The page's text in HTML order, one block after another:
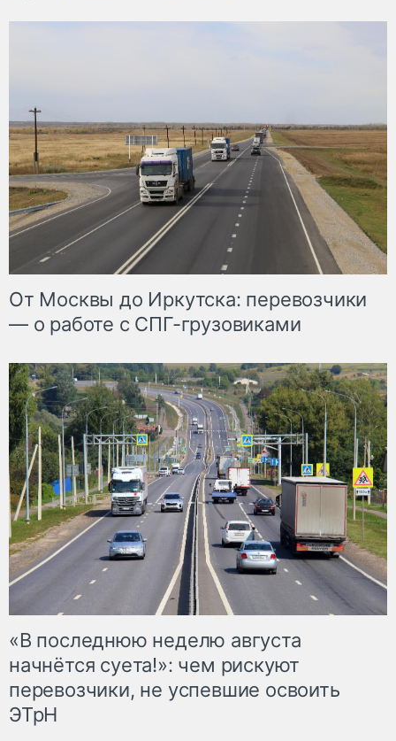
От Москвы до Иркутска: перевозчики
— о работе с СПГ-грузовиками
«В последнюю неделю августа
начнётся суета!»: чем рискуют
перевозчики, не успевшие освоить
ЭТрН